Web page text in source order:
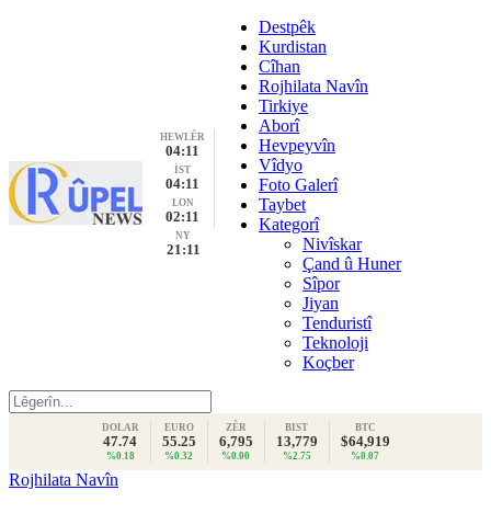
HEWLÊR
04:11
İST
04:11
LON
02:11
NY
21:11
Destpêk
Kurdistan
Cîhan
Rojhilata Navîn
Tirkiye
Aborî
Hevpeyvîn
Vîdyo
Foto Galerî
Taybet
Kategorî
Nivîskar
Çand û Huner
Sîpor
Jiyan
Tenduristî
Teknoloji
Koçber
DOLAR
47.74
%0.18
EURO
55.25
%0.32
ZÊR
6,795
%0.00
BIST
13,779
%2.75
BTC
$64,919
%0.07
Rojhilata Navîn